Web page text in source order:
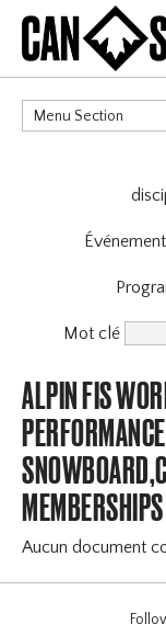
Menu Section
Événement
Mot clé
ALPIN FIS
Aucun document